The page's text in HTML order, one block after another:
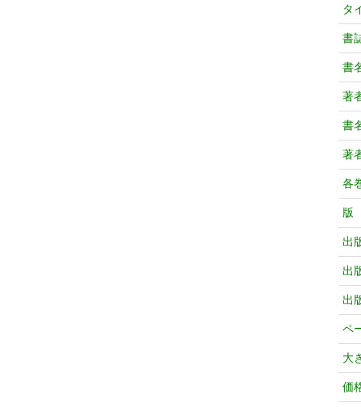
タ
書
書
著
書
著
各
版
出
出
出
ペ
大
価